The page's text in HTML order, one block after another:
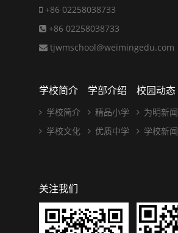
+86 02258038733
+86 02258038733
tjwmschool@weimingedu.com
学校简介
学校简介
学校文化
学部介绍
精品小学
优质中学
校园动态
为明新闻
学校新闻
关注我们